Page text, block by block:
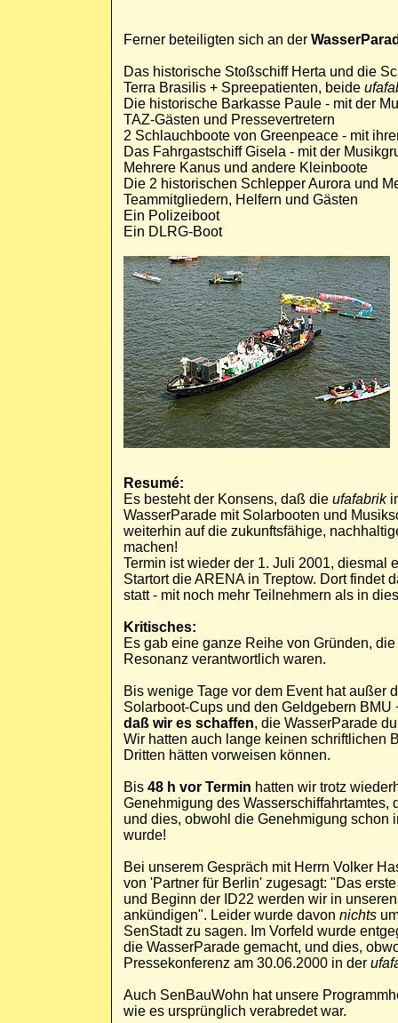
Ferner beteiligten sich an der
Das historische Stoßschiff Herta und die
Terra Brasilis + Spreepatienten, beide
Die historische Barkasse Paule - mit der
TAZ-Gästen und Pressevertretern
2 Schlauchboote von Greenpeace - mit
Das Fahrgastschiff Gisela - mit der
Mehrere Kanus und andere Kleinboote
Die 2 historischen Schlepper Aurora und
Teammitgliedern, Helfern und Gästen
Ein Polizeiboot
Ein DLRG-Boot
Resumé:
Es besteht der Konsens, daß die ufafabrik
WasserParade mit Solarbooten und
weiterhin auf die zukunftsfähige,
machen!
Termin ist wieder der 1. Juli 2001, diesmal
Startort die ARENA in Treptow. Dort findet
statt - mit noch mehr Teilnehmern als in
Kritisches:
Es gab eine ganze Reihe von Gründen,
Resonanz verantwortlich waren.
Bis wenige Tage vor dem Event hat außer
Solarboot-Cups und den Geldgebern BMU
daß wir es schaffen, die WasserParade
Wir hatten auch lange keinen schriftlichen
Dritten hätten vorweisen können.
Bis 48 h vor Termin hatten wir trotz
Genehmigung des
und dies, obwohl die Genehmigung schon
wurde!
Bei unserem Gespräch mit Herrn Volker
von 'Partner für Berlin' zugesagt: "Das
und Beginn der ID22 werden wir in
ankündigen". Leider wurde davon nichts
SenStadt zu sagen. Im Vorfeld wurde
die WasserParade gemacht, und dies,
Pressekonferenz am 30.06.2000 in der
Auch SenBauWohn hat unsere
wie es ursprünglich verabredet war.